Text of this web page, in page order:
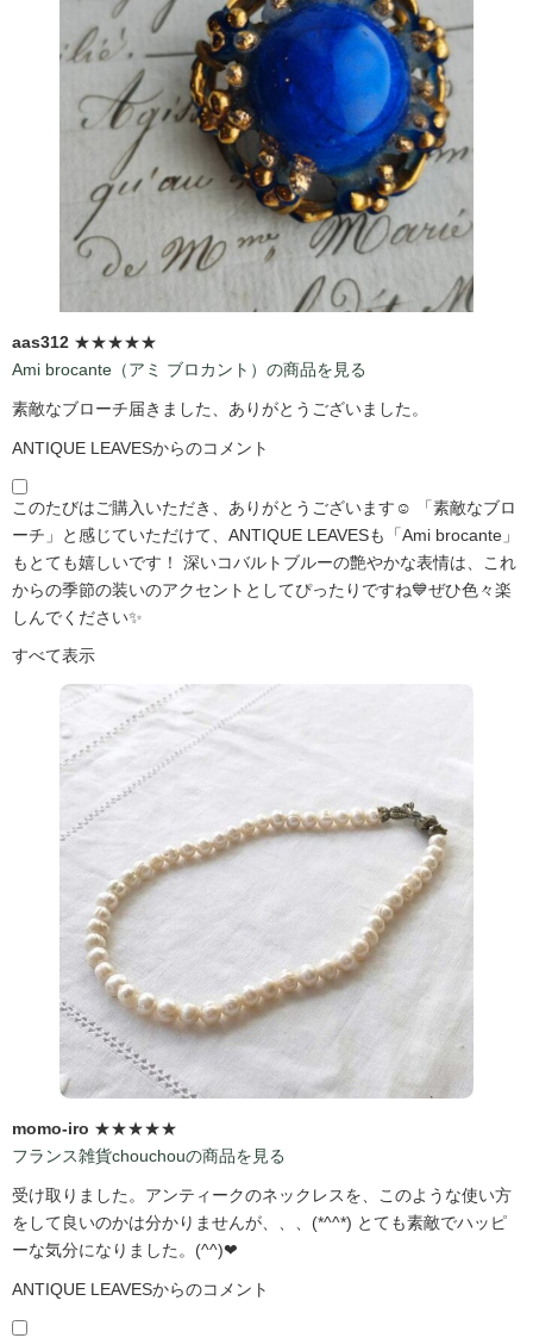
aas312 ★★★★★
Ami brocante（アミ ブロカント）の商品を見る
素敵なブローチ届きました、ありがとうございました。
ANTIQUE LEAVESからのコメント
このたびはご購入いただき、ありがとうございます☺️ 「素敵なブロ
ーチ」と感じていただけて、ANTIQUE LEAVESも「Ami brocante」
もとても嬉しいです！ 深いコバルトブルーの艶やかな表情は、これ
からの季節の装いのアクセントとしてぴったりですね💙ぜひ色々楽
しんでください✨
すべて表示
momo-iro ★★★★★
フランス雑貨chouchouの商品を見る
受け取りました。アンティークのネックレスを、このような使い方
をして良いのかは分かりませんが、、、(*^^*) とても素敵でハッピ
ーな気分になりました。(^^)❤
ANTIQUE LEAVESからのコメント